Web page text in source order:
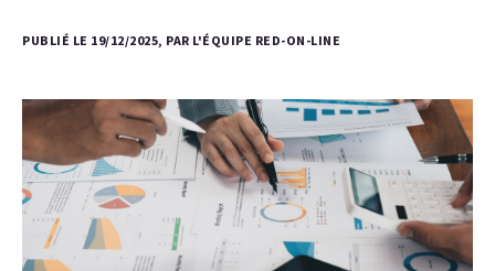
PUBLIÉ LE 19/12/2025, PAR L'ÉQUIPE RED-ON-LINE